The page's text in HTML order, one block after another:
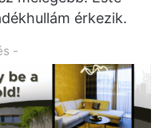
érkezik.
-